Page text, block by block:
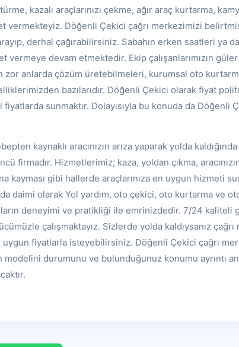
kazalı araçlarınızı çekme, ağır araç kurtarma,
vermekteyiz. Döğenli Çekici çağrı merkezimizi
derhal çağırabilirsiniz. Sabahın erken saatleri ya
vermeye devam etmektedir. Ekip çalışanlarımızın
zor anlarda çözüm üretebilmeleri, kurumsal oto
bazılarıdır. Döğenli Çekici olarak fiyat
sunmaktır. Dolayısıyla bu konuda da Döğenli
kaynaklı aracınızın arıza yaparak yolda kaldığında
firmadır. Hizmetlerimiz; kaza, yoldan çıkma,
kayması gibi hallerde araçlarınıza en uygun hizmeti
daimi olarak Yol yardım, oto çekici, oto kurtarma ve
deneyimi ve pratikliği ile emrinizdedir. 7/24 kaliteli
çalışmaktayız. Sizlerde yolda kaldıysanız
fiyatlarla isteyebilirsiniz. Döğenli Çekici çağrı
modelini durumunu ve bulunduğunuz konumu ayrıntı